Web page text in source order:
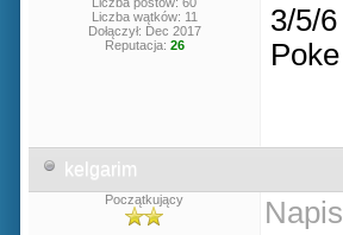
Liczba wątków: 11
Dołączył: Dec 2017
Reputacja: 26
3/5/6
kelgarim
Początkujący